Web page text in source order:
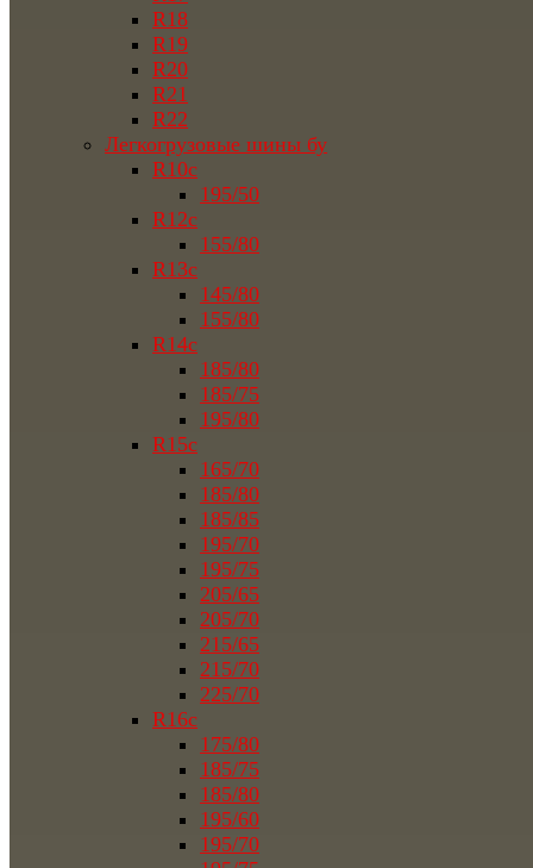
R18
R19
R20
R21
R22
Легкогрузовые шины бу
R10c
195/50
R12c
155/80
R13c
145/80
155/80
R14c
185/80
185/75
195/80
R15c
165/70
185/80
185/85
195/70
195/75
205/65
205/70
215/65
215/70
225/70
R16c
175/80
185/75
185/80
195/60
195/70